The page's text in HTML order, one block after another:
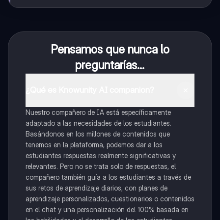
Pensamos que nunca lo
preguntarías...
Nuestro compañero de IA está específicamente
adaptado a las necesidades de los estudiantes.
Basándonos en los millones de contenidos que
tenemos en la plataforma, podemos dar a los
estudiantes respuestas realmente significativas y
relevantes. Pero no se trata solo de respuestas, el
compañero también guía a los estudiantes a través de
sus retos de aprendizaje diarios, con planes de
aprendizaje personalizados, cuestionarios o contenidos
en el chat y una personalización del 100% basada en